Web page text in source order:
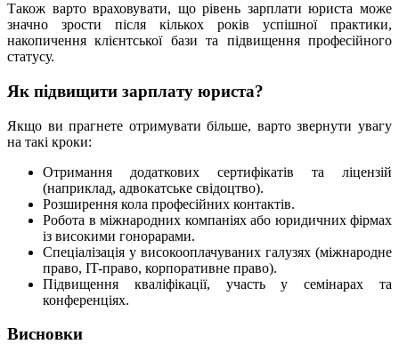
Також варто враховувати, що рівень зарплати юриста може
значно зрости після кількох років успішної практики,
накопичення клієнтської бази та підвищення професійного
статусу.
Як підвищити зарплату юриста?
Якщо ви прагнете отримувати більше, варто звернути увагу
на такі кроки:
Отримання додаткових сертифікатів та ліцензій
(наприклад, адвокатське свідоцтво).
Розширення кола професійних контактів.
Робота в міжнародних компаніях або юридичних фірмах
із високими гонорарами.
Спеціалізація у високооплачуваних галузях (міжнародне
право, IT-право, корпоративне право).
Підвищення кваліфікації, участь у семінарах та
конференціях.
Висновки